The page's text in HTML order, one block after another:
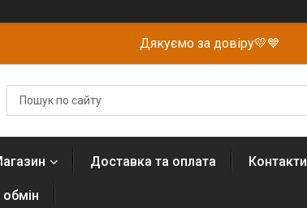
Дякуємо за довіру💛💙
Доставка та оплата Контакти